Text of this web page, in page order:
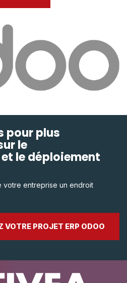
pour plus
le
le déploiement
votre entreprise un endroit
VOTRE PROJET ERP ODOO